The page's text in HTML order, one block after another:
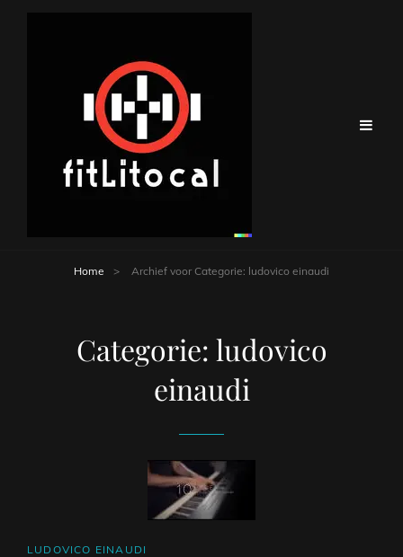
Home > Archief voor Categorie: ludovico einaudi
Categorie: ludovico
einaudi
CAT
LUDOVICO EINAUDI